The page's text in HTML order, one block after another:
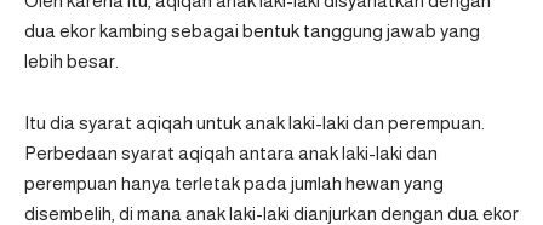
dua ekor kambing sebagai bentuk tanggung jawab yang
lebih besar.
Itu dia syarat aqiqah untuk anak laki-laki dan perempuan.
Perbedaan syarat aqiqah antara anak laki-laki dan
perempuan hanya terletak pada jumlah hewan yang
disembelih, di mana anak laki-laki dianjurkan dengan dua ekor